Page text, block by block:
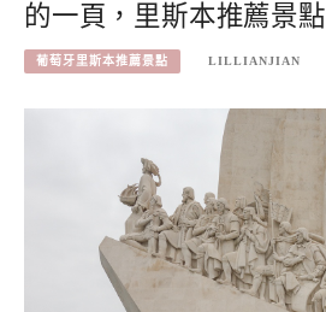
的一頁，里斯本推薦景點
葡萄牙里斯本推薦景點 LILLIANJIAN